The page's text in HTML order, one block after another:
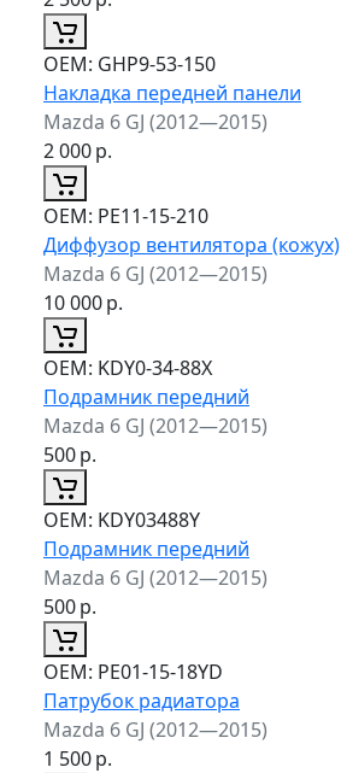
ОЕМ: GHP9-53-150
Накладка передней панели
Mazda 6 GJ (2012—2015)
2 000р.
ОЕМ: PE11-15-210
Диффузор вентилятора (кожух)
Mazda 6 GJ (2012—2015)
10 000р.
ОЕМ: KDY0-34-88X
Подрамник передний
Mazda 6 GJ (2012—2015)
500р.
ОЕМ: KDY03488Y
Подрамник передний
Mazda 6 GJ (2012—2015)
500р.
ОЕМ: PE01-15-18YD
Патрубок радиатора
Mazda 6 GJ (2012—2015)
1 500р.